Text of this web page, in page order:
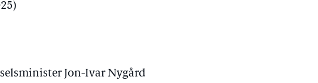
Jon-Ivar Nygård